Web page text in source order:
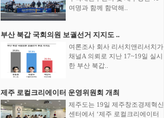
여명과 함께 함덕해..
부산 북갑 국회의원 보궐선거 지지도 ..
여론조사 회사 리서치앤리서치가
채널A 의뢰로 지난 17~19일 실시
한 부산 북갑..
제주 로컬크리에이터 운영위원회 개최
제주도는 19일 제주창조경제혁신
센터에서 ‘제주 로컬크리에이터